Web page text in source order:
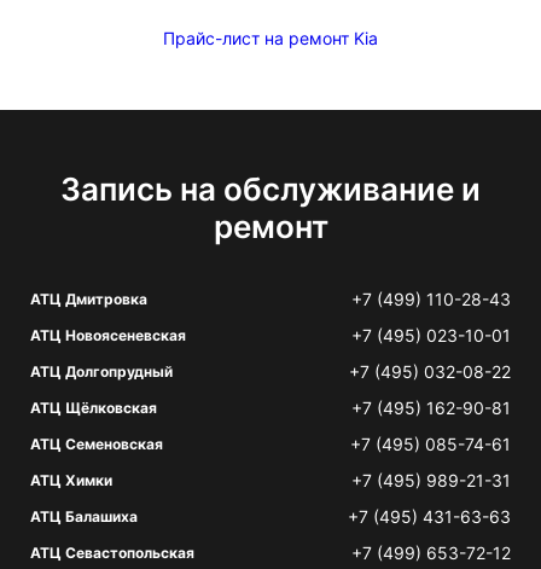
Прайс-лист на ремонт Kia
Запись на обслуживание и
ремонт
АТЦ Дмитровка +7 (499) 110-28-43
АТЦ Новоясеневская +7 (495) 023-10-01
АТЦ Долгопрудный +7 (495) 032-08-22
АТЦ Щёлковская +7 (495) 162-90-81
АТЦ Семеновская +7 (495) 085-74-61
АТЦ Химки +7 (495) 989-21-31
АТЦ Балашиха +7 (495) 431-63-63
АТЦ Севастопольская +7 (499) 653-72-12